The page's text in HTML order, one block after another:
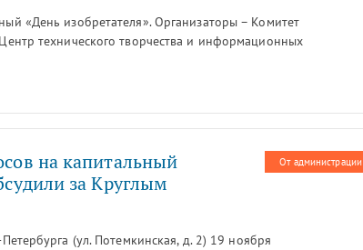
«День изобретателя». Организаторы – Комитет
технического творчества и информационных
От администрации
на капитальный
за Круглым
(ул. Потемкинская, д. 2) 19 ноября